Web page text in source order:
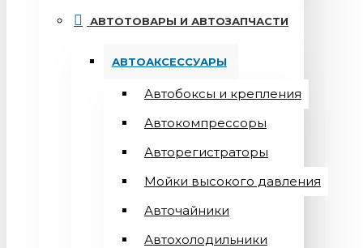
АВТОТОВАРЫ И АВТОЗАПЧАСТИ
АВТОАКСЕССУАРЫ
Автобоксы и крепления
Автокомпрессоры
Авторегистраторы
Мойки высокого давления
Авточайники
Автохолодильники